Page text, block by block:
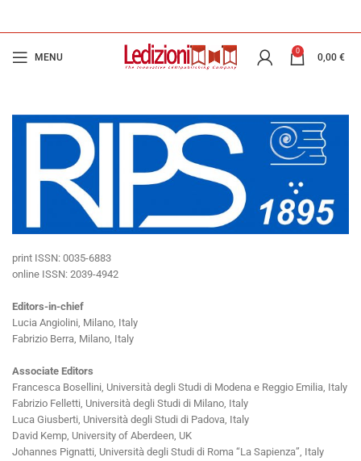
MENU
0
0,00 €
print ISSN: 0035-6883
online ISSN: 2039-4942
Editors-in-chief
Lucia Angiolini, Milano, Italy
Fabrizio Berra, Milano, Italy
Associate Editors
Francesca Bosellini, Università degli Studi di Modena e Reggio Emilia, Italy
Fabrizio Felletti, Università degli Studi di Milano, Italy
Luca Giusberti, Università degli Studi di Padova, Italy
David Kemp, University of Aberdeen, UK
Johannes Pignatti, Università degli Studi di Roma “La Sapienza”, Italy